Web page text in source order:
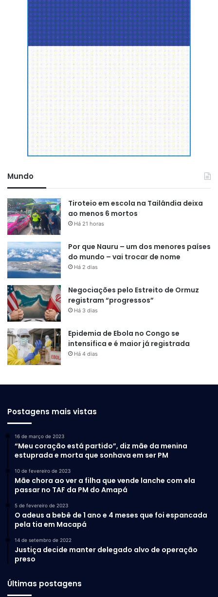
Mundo
Tiroteio em escola na Tailândia deixa
ao menos 6 mortos
Há 21 horas
Por que Nauru – um dos menores países
do mundo – vai trocar de nome
Há 2 dias
Negociações pelo Estreito de Ormuz
registram “progressos”
Há 3 dias
Epidemia de Ebola no Congo se
intensifica e é maior já registrada
Há 4 dias
Postagens mais vistas
16 de março de 2023
“Meu coração está partido”, diz mãe da menina
estuprada e morta que sonhava em ser PM
10 de fevereiro de 2023
Mãe chora ao ver a filha que vende lanche com ela
passar no TAF da PM do Amapá
5 de fevereiro de 2023
O adeus a bebê de 1 ano e 4 meses que foi espancada
pela tia em Macapá
14 de setembro de 2022
Justiça decide manter delegado alvo de operação
preso
Últimas postagens